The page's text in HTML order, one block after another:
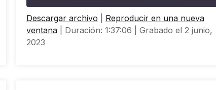
FEED RSS
COMPARTIR
Descargar archivo
Reproducir en una nueva
ventana| Duración: 1:37:06
Grabado el 2 junio,
2023